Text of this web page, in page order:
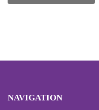
NAVIGATION